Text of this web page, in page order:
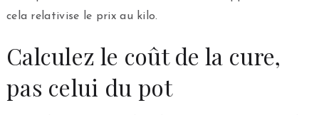
cela relativise le prix au kilo.
Calculez le coût de la cure,
pas celui du pot